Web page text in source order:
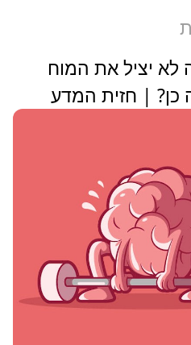
לא יציל את המוח
כן? | חזית המדע